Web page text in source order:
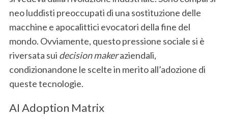
neo luddisti preoccupati di una sostituzione delle
macchine e apocalittici evocatori della fine del
mondo. Ovviamente, questo pressione sociale si è
riversata sui decision makeraziendali,
condizionandone le scelte in merito all’adozione di
queste tecnologie.
AI Adoption Matrix